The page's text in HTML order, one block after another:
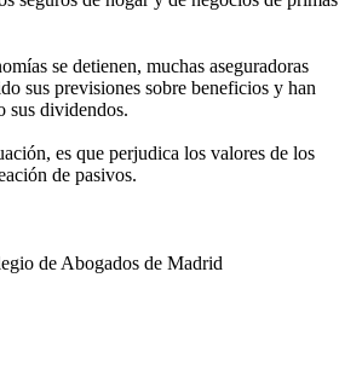
se detienen, muchas aseguradoras
sus previsiones sobre beneficios y han
sus dividendos.
es que perjudica los valores de los
de pasivos.
de Abogados de Madrid